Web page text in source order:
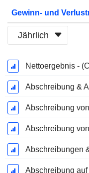
Gewinn- und
Jährlich
Ende d.
Geschäftsjahres:
März
Nettoergebnis -
Abschreibung &
Abschreibungen